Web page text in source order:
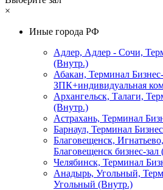
×
Иные города РФ
Адлер, Адлер - Сочи,
(Внутр.)
Абакан, Терминал
ЗПК+индивидуальная
Архангельск, Талаги,
(Внутр.)
Астрахань, Терминал
Барнаул, Терминал
Благовещенск,
Благовещенск бизнес-
Челябинск, Терминал
Анадырь, Угольный,
Угольный (Внутр.)